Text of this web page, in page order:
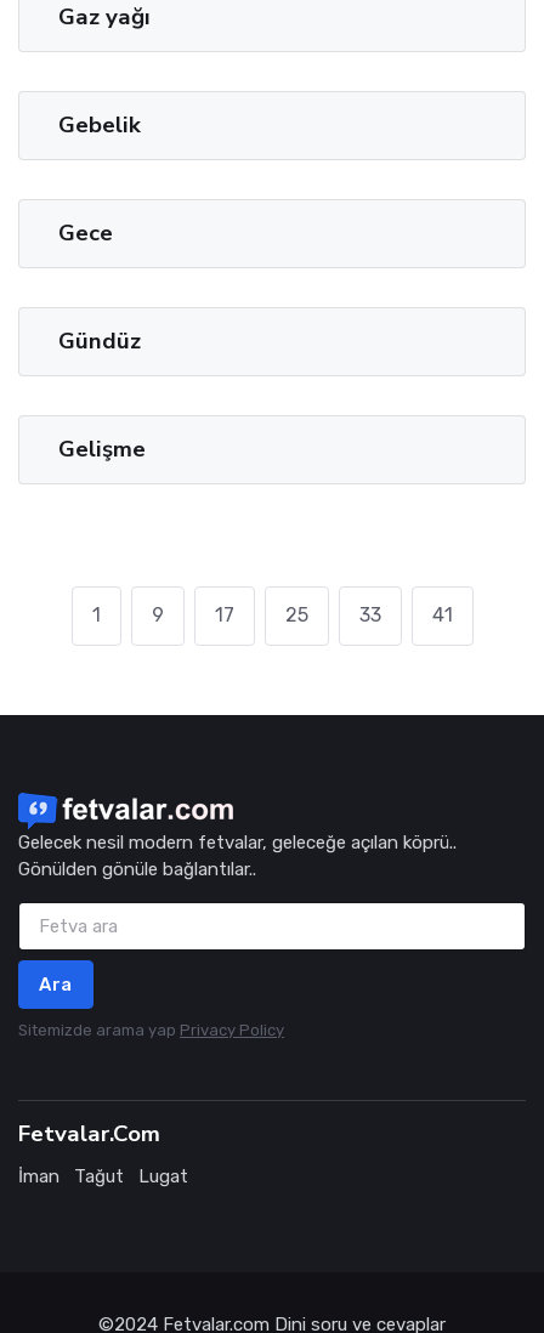
Gaz yağı
Gebelik
Gece
Gündüz
Gelişme
1 9 17 25 33 41
Gelecek nesil modern fetvalar, geleceğe açılan köprü..
Gönülden gönüle bağlantılar..
Ara
Sitemizde arama yap Privacy Policy
Fetvalar.Com
İman Tağut Lugat
©2024 Fetvalar.com Dini soru ve cevaplar